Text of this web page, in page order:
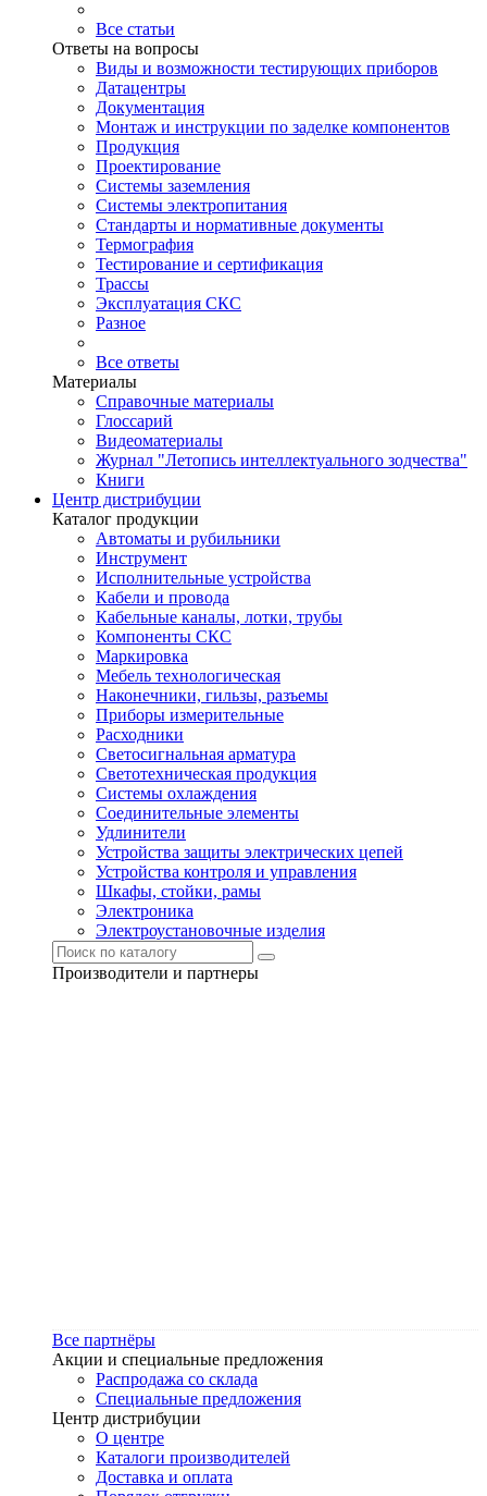
Все статьи
Ответы на вопросы
Виды и возможности тестирующих приборов
Датацентры
Документация
Монтаж и инструкции по заделке компонентов
Продукция
Проектирование
Системы заземления
Системы электропитания
Стандарты и нормативные документы
Термография
Тестирование и сертификация
Трассы
Эксплуатация СКС
Разное
Все ответы
Материалы
Справочные материалы
Глоссарий
Видеоматериалы
Журнал "Летопись интеллектуального зодчества"
Книги
Центр дистрибуции
Каталог продукции
Автоматы и рубильники
Инструмент
Исполнительные устройства
Кабели и провода
Кабельные каналы, лотки, трубы
Компоненты СКС
Маркировка
Мебель технологическая
Наконечники, гильзы, разъемы
Приборы измерительные
Расходники
Светосигнальная арматура
Светотехническая продукция
Системы охлаждения
Соединительные элементы
Удлинители
Устройства защиты электрических цепей
Устройства контроля и управления
Шкафы, стойки, рамы
Электроника
Электроустановочные изделия
Производители и партнеры
Все партнёры
Акции и специальные предложения
Распродажа со склада
Специальные предложения
Центр дистрибуции
О центре
Каталоги производителей
Доставка и оплата